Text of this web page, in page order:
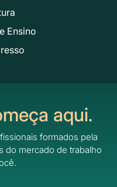
Ensino
aqui.
formados pela
do mercado de trabalho